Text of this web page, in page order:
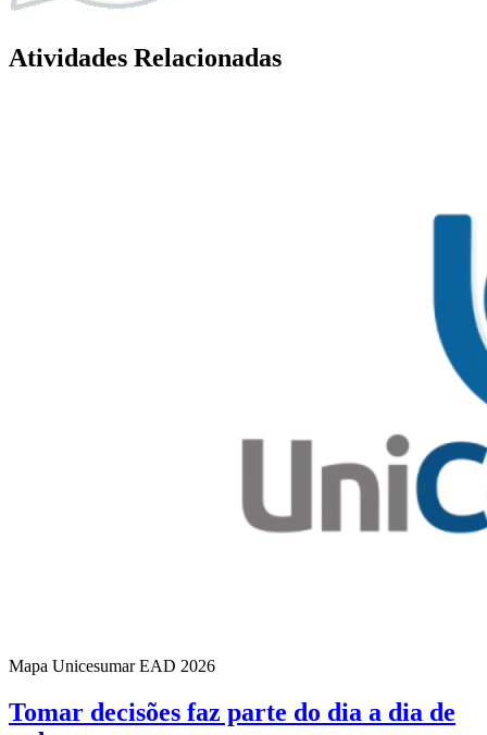
Atividades Relacionadas
Mapa Unicesumar EAD 2026
Tomar decisões faz parte do dia a dia de